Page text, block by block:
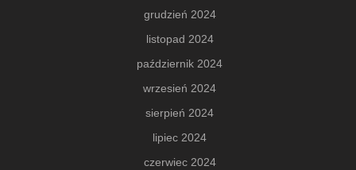
grudzień 2024
listopad 2024
październik 2024
wrzesień 2024
sierpień 2024
lipiec 2024
czerwiec 2024